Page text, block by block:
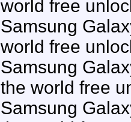
world free
Samsung
world free
Samsung
the world free
Samsung